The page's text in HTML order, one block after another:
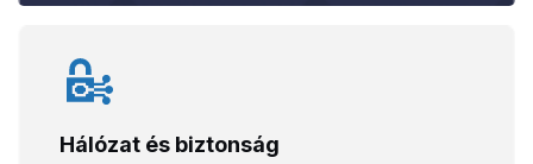
Hálózat és biztonság